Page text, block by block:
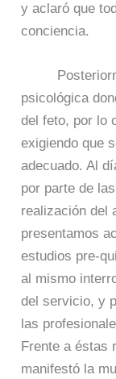
y aclaró que
conciencia.
psicológica
del feto, por lo
exigiendo que
adecuado. Al
por parte de
realización del
presentamos
estudios pre-
al mismo
del servicio, y
las
Frente a éstas
manifestó la